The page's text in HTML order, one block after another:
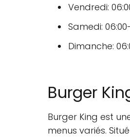
Vendredi:
Samedi:
Dimanche:
Burger
Burger King est
menus variés.